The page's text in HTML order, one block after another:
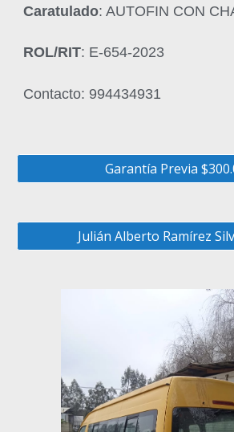
Caratulado: AUTOFIN CON
ROL/RIT: E-654-2023
Contacto: 994434931
Garantía Previa
Julián Alberto Ramírez